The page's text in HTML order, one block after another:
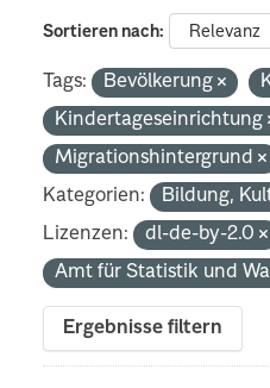
Sortieren nach
Tags: Bevölkerung
Kindertageseinrichtung
Migrationshintergrund
Kategorien:
Bildung,
Lizenzen:
dl-de-by-2.0
Amt für Statistik und
Ergebnisse filtern